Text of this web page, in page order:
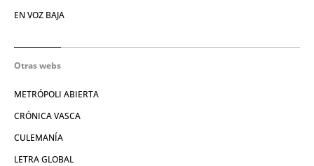
EN VOZ BAJA
Otras webs
METRÓPOLI ABIERTA
CRÓNICA VASCA
CULEMANÍA
LETRA GLOBAL